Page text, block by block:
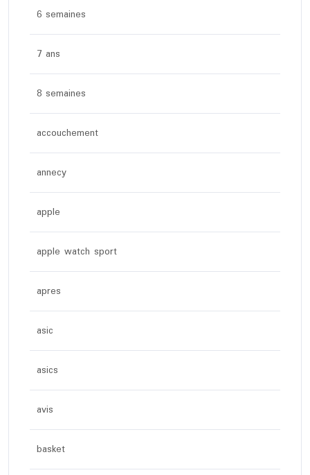
6 semaines
7 ans
8 semaines
accouchement
annecy
apple
apple watch sport
apres
asic
asics
avis
basket